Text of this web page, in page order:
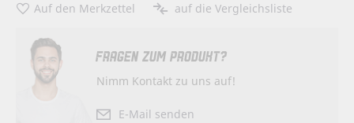
Auf den Merkzettel auf die Vergleichsliste
FRAGEN ZUM PRODUKT?
Nimm Kontakt zu uns auf!
E-Mail senden